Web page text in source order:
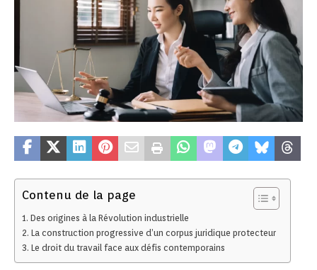
Contenu de la page
Des origines à la Révolution industrielle
La construction progressive d’un corpus juridique protecteur
Le droit du travail face aux défis contemporains